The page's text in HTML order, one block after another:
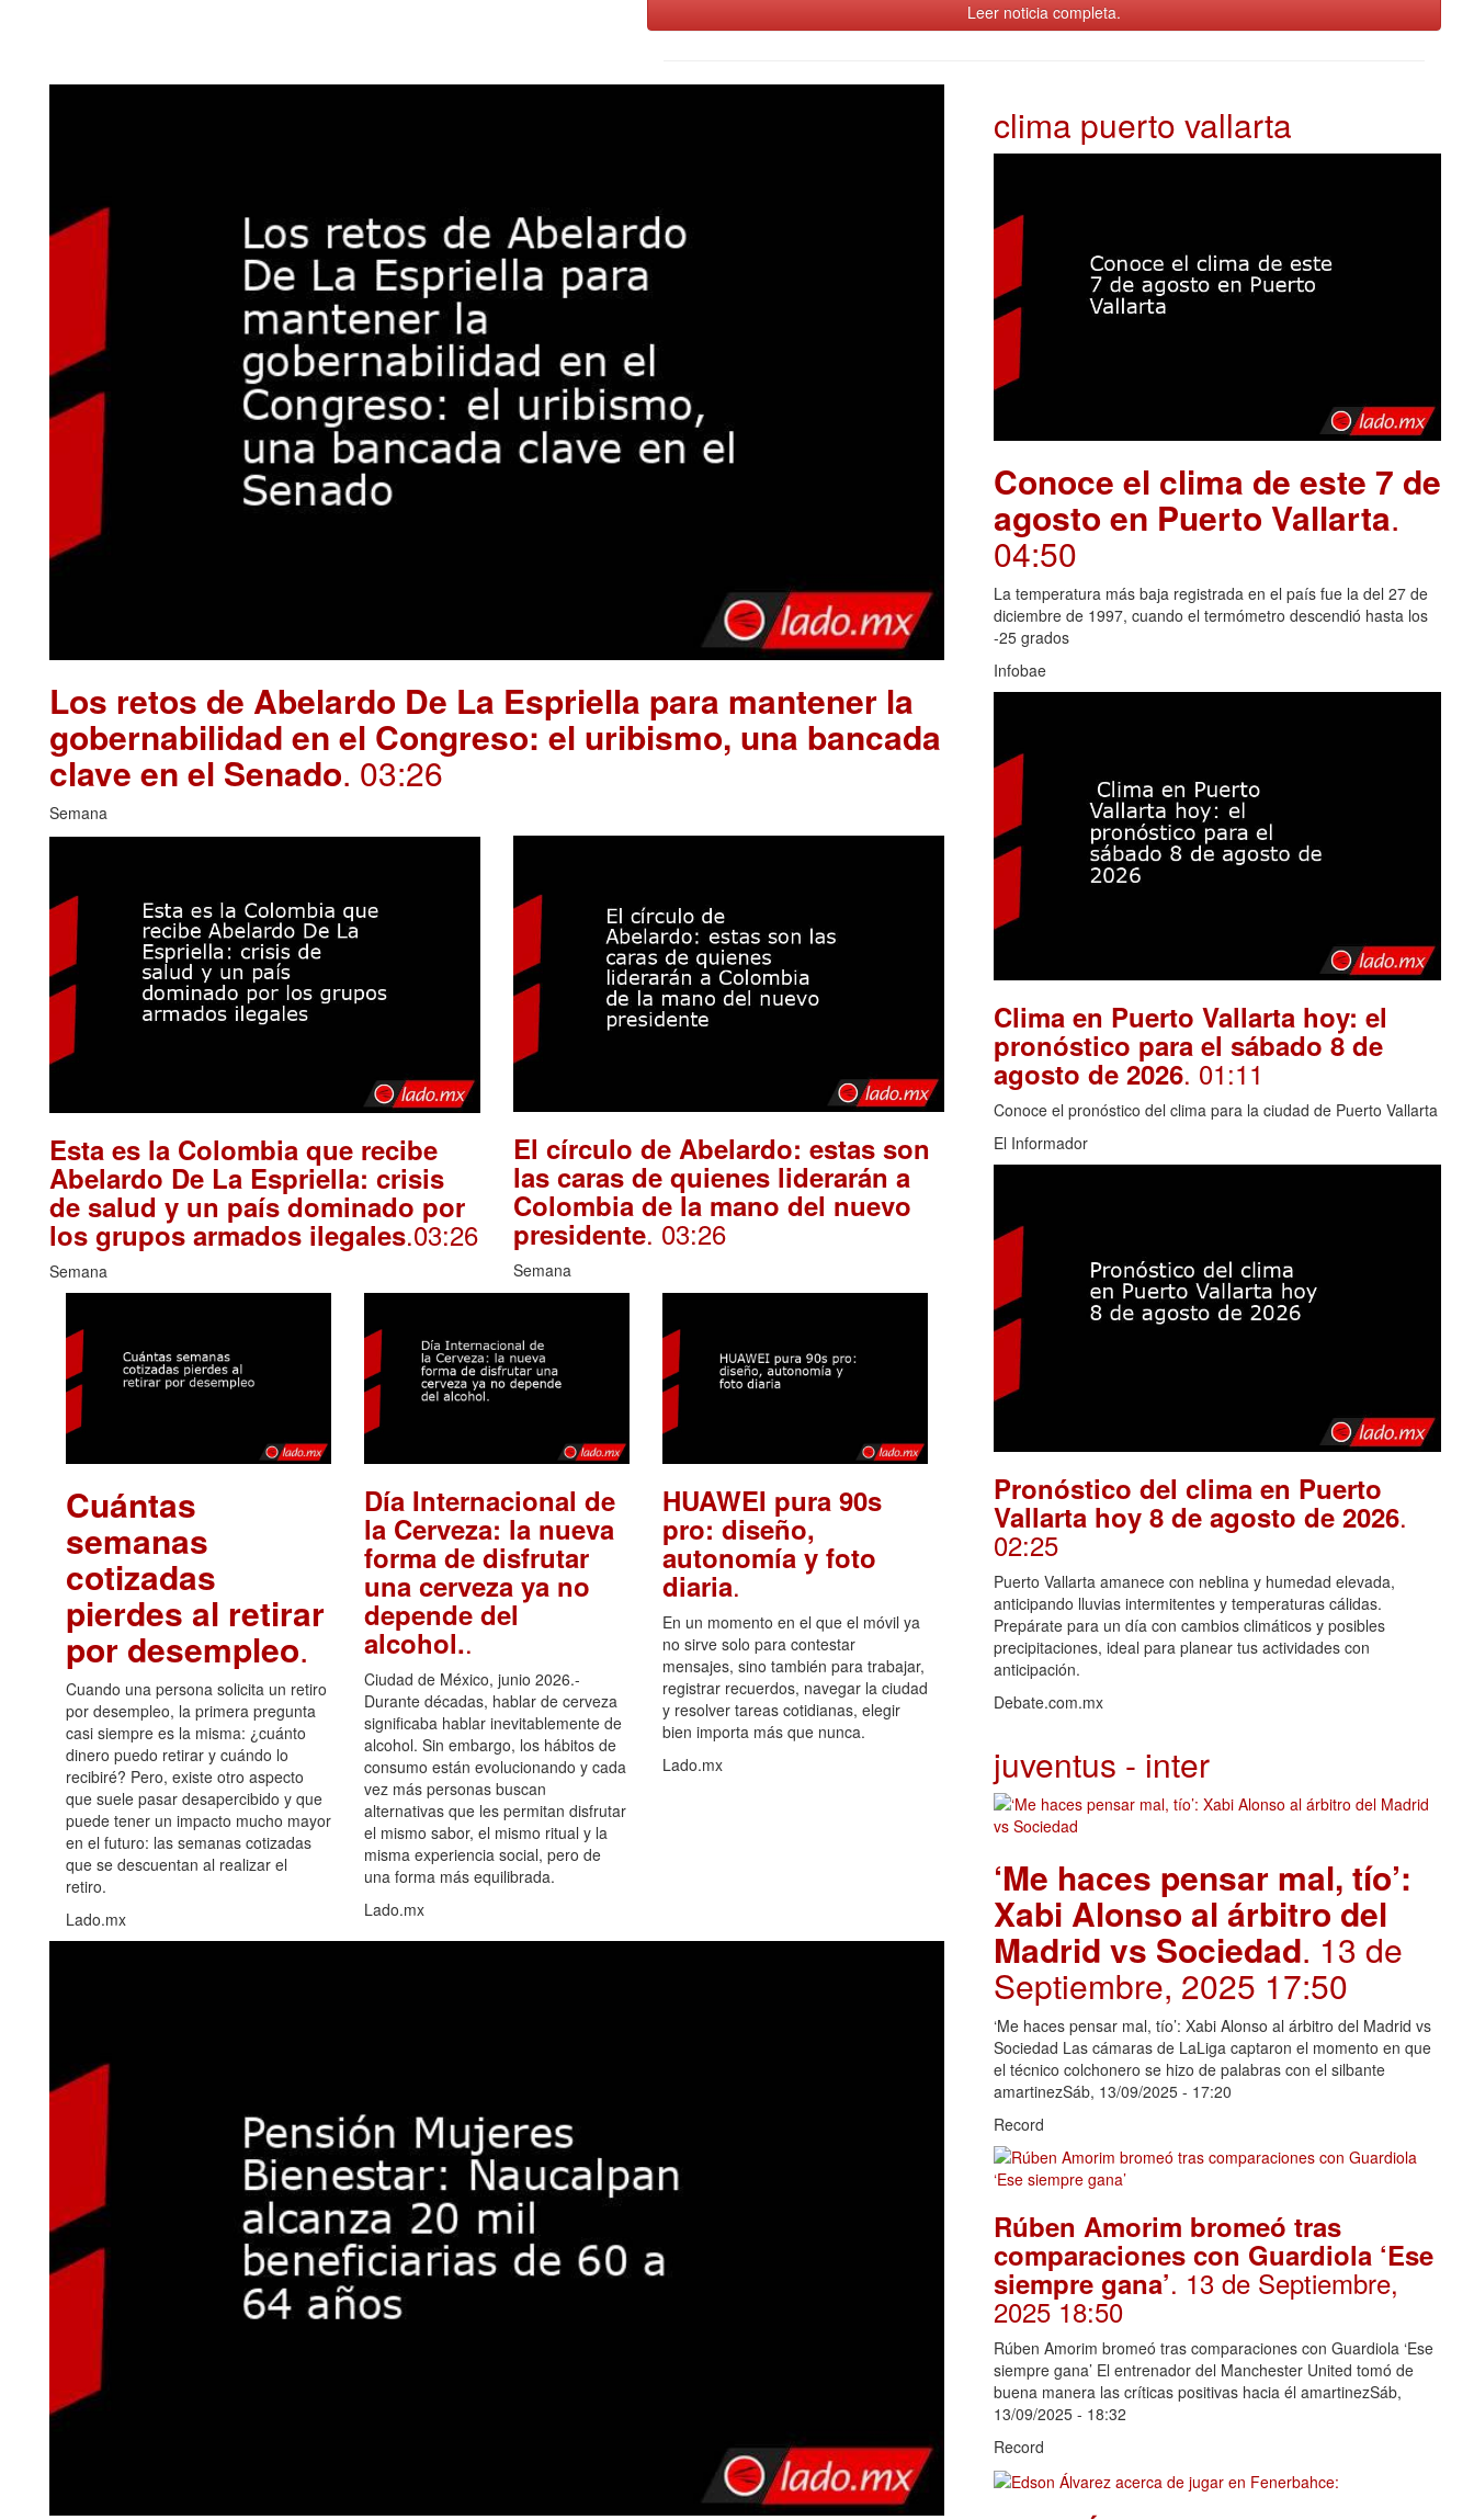
Leer noticia completa.
Los retos de Abelardo De La Espriella para mantener la
gobernabilidad en el Congreso: el uribismo, una bancada
clave en el Senado. 03:26
Semana
Esta es la Colombia que recibe
Abelardo De La Espriella: crisis
de salud y un país dominado por
los grupos armados ilegales.03:26
Semana
El círculo de Abelardo: estas son
las caras de quienes liderarán a
Colombia de la mano del nuevo
presidente. 03:26
Semana
Cuántas
semanas
cotizadas
pierdes al retirar
por desempleo.
Cuando una persona solicita un retiro
por desempleo, la primera pregunta
casi siempre es la misma: ¿cuánto
dinero puedo retirar y cuándo lo
recibiré? Pero, existe otro aspecto
que suele pasar desapercibido y que
puede tener un impacto mucho mayor
en el futuro: las semanas cotizadas
que se descuentan al realizar el
retiro.
Lado.mx
Día Internacional de
la Cerveza: la nueva
forma de disfrutar
una cerveza ya no
depende del
alcohol..
Ciudad de México, junio 2026.-
Durante décadas, hablar de cerveza
significaba hablar inevitablemente de
alcohol. Sin embargo, los hábitos de
consumo están evolucionando y cada
vez más personas buscan
alternativas que les permitan disfrutar
el mismo sabor, el mismo ritual y la
misma experiencia social, pero de
una forma más equilibrada.
Lado.mx
HUAWEI pura 90s
pro: diseño,
autonomía y foto
diaria.
En un momento en el que el móvil ya
no sirve solo para contestar
mensajes, sino también para trabajar,
registrar recuerdos, navegar la ciudad
y resolver tareas cotidianas, elegir
bien importa más que nunca.
Lado.mx
clima puerto vallarta
Conoce el clima de este 7 de
agosto en Puerto Vallarta.
04:50
La temperatura más baja registrada en el país fue la del 27 de
diciembre de 1997, cuando el termómetro descendió hasta los
-25 grados
Infobae
Clima en Puerto Vallarta hoy: el
pronóstico para el sábado 8 de
agosto de 2026. 01:11
Conoce el pronóstico del clima para la ciudad de Puerto Vallarta
El Informador
Pronóstico del clima en Puerto
Vallarta hoy 8 de agosto de 2026.
02:25
Puerto Vallarta amanece con neblina y humedad elevada,
anticipando lluvias intermitentes y temperaturas cálidas.
Prepárate para un día con cambios climáticos y posibles
precipitaciones, ideal para planear tus actividades con
anticipación.
Debate.com.mx
juventus - inter
‘Me haces pensar mal, tío’:
Xabi Alonso al árbitro del
Madrid vs Sociedad. 13 de
Septiembre, 2025 17:50
‘Me haces pensar mal, tío’: Xabi Alonso al árbitro del Madrid vs
Sociedad Las cámaras de LaLiga captaron el momento en que
el técnico colchonero se hizo de palabras con el silbante
amartinezSáb, 13/09/2025 - 17:20
Record
Rúben Amorim bromeó tras
comparaciones con Guardiola ‘Ese
siempre gana’. 13 de Septiembre,
2025 18:50
Rúben Amorim bromeó tras comparaciones con Guardiola ‘Ese
siempre gana’ El entrenador del Manchester United tomó de
buena manera las críticas positivas hacia él amartinezSáb,
13/09/2025 - 18:32
Record